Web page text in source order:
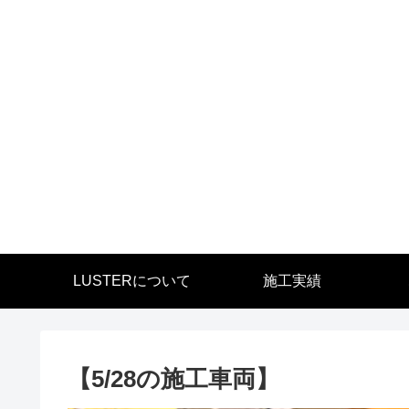
LUSTERについて 施工実績
【5/28の施工車両】